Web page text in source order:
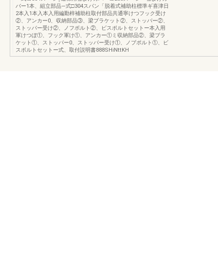
バー1本、組立部品―式□304スパン「脱着式補助柱標準ギ喜津日
2本入1本入本入用編勤梓補助柱取付部品共通寧けつフック受け
②、アンカー0、収納部品③、梁ブラケット②、ストッパー②、
ストッパー受け②、ノフボルト②、ビスポルトセットー本入用
軍けつぼ①、フック軍け①、アンカー①ミ収納部品②、梁ブラ
ケット①、ストッパー0、ストッパー受け①、ノブポルト①、ビ
スボルトセットー式、取付説明書888SHiNttKH